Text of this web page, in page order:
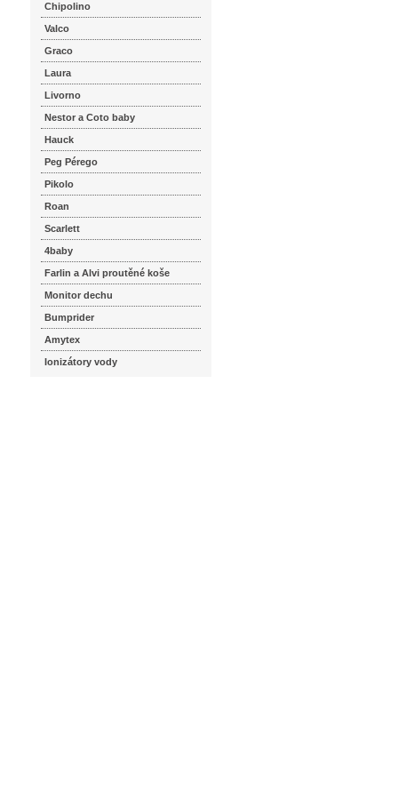
Chipolino
Valco
Graco
Laura
Livorno
Nestor a Coto baby
Hauck
Peg Pérego
Pikolo
Roan
Scarlett
4baby
Farlin a Alvi proutěné koše
Monitor dechu
Bumprider
Amytex
Ionizátory vody